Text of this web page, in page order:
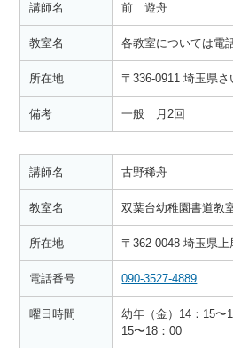
講師名 前 遊舟
教室名 各教室については電
所在地 〒336-0911 埼玉県
備考 一般 月2回
講師名 古野稀舟
教室名 双葉台幼稚園書道教
所在地 〒362-0048 埼玉県上
電話番号 090-3527-4889
曜日時間
幼年（金）14：15〜
15〜18：00